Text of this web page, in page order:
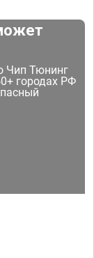
Чип Тюнинг
городах РФ